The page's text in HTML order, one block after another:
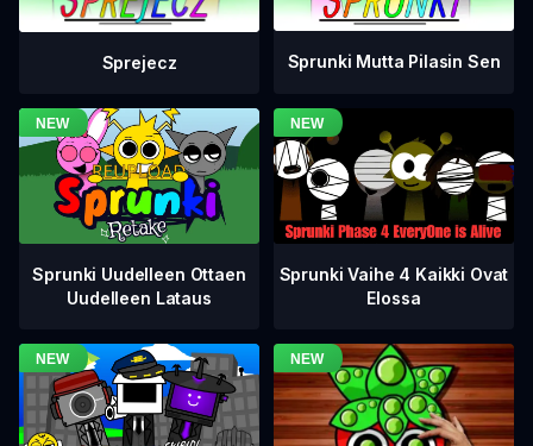
Sprejecz Sprunki Mutta Pilasin Sen
Sprunki Uudelleen Ottaen
Uudelleen Lataus
Sprunki Vaihe 4 Kaikki Ovat
Elossa